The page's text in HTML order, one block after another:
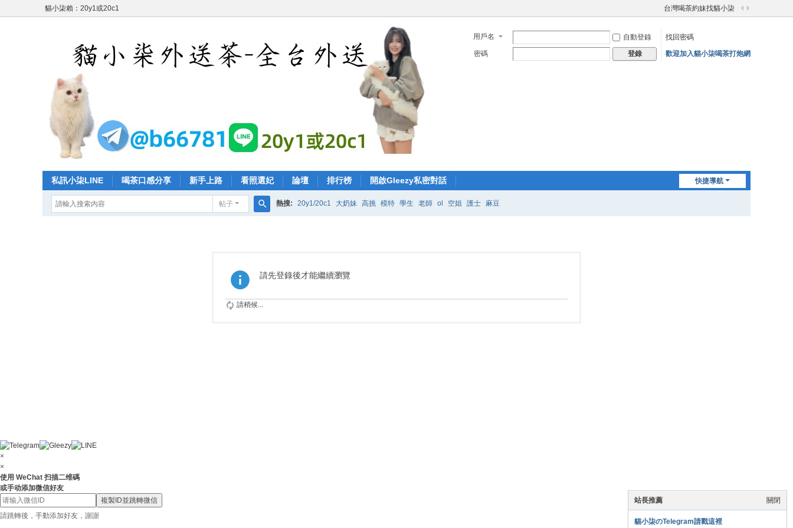
貓小柒賴：20y1或20c1 台灣喝茶約妹找貓小柒
切
寬
用戶名 自動登錄
找回密碼
密碼
登錄 歡迎加入貓小柒喝茶打炮網
快捷導航
私訊小柒LINE 喝茶口感分享 新手上路 看照選妃 論壇 排行榜 開啟Gleezy私密對話
帖子 熱搜: 20y1/20c1 大奶妹 高挑 模特 學生 老師 ol 空姐 護士 麻豆
請先登錄後才能繼續瀏覽
請稍候...
關閉
站長推薦
貓小柒のTelegram請戳這裡
×
×
使用 WeChat 扫描二维碼
或手动添加微信好友
複製ID並跳轉微信
請跳轉後，手動添加好友，謝謝